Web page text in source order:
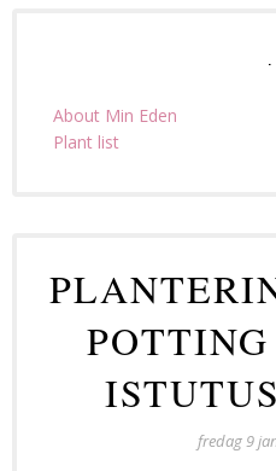
About Min Eden
Plant list
fredag 9